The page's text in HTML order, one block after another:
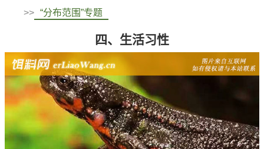
>> “分布范围”专题
四、生活习性